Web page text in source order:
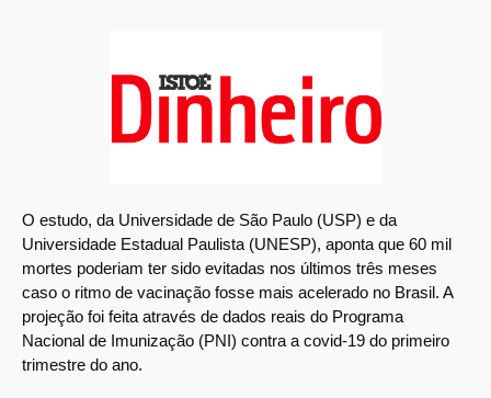
O estudo, da Universidade de São Paulo (USP) e da
Universidade Estadual Paulista (UNESP), aponta que 60 mil
mortes poderiam ter sido evitadas nos últimos três meses
caso o ritmo de vacinação fosse mais acelerado no Brasil. A
projeção foi feita através de dados reais do Programa
Nacional de Imunização (PNI) contra a covid-19 do primeiro
trimestre do ano.